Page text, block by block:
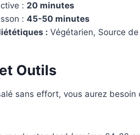
: 20 minutes
: 45-50 minutes
: Végétarien, Source
Outils
sans effort, vous aurez